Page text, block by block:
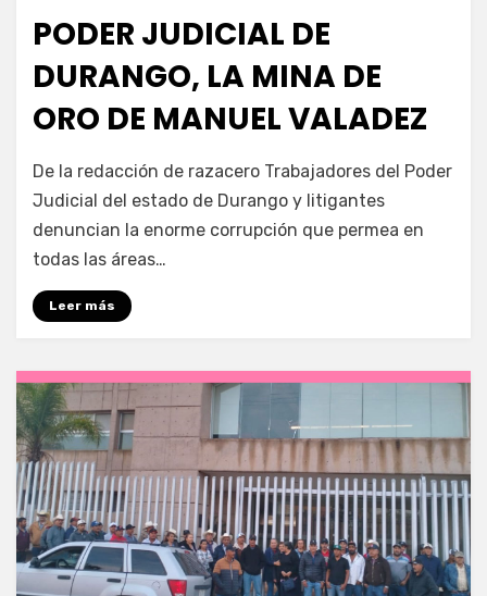
PODER JUDICIAL DE
DURANGO, LA MINA DE
ORO DE MANUEL VALADEZ
por Fernando Miranda Servín
De la redacción de razacero Trabajadores del Poder
Judicial del estado de Durango y litigantes
denuncian la enorme corrupción que permea en
todas las áreas…
Leer más